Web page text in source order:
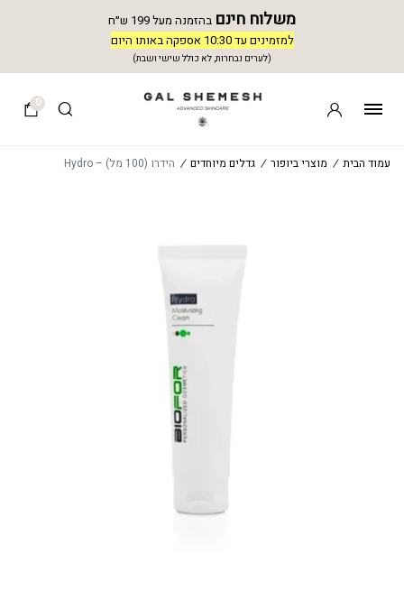
משלוח חינם בהזמנה מעל 199 ש״ח
למזמינים עד 10:30 אספקה באותו היום
(לערים נבחרות, לא כולל שישי ושבת)
0
עמוד הבית / מוצרי ביופור / גדלים מיוחדים / הידרו (100 מל) – Hydro